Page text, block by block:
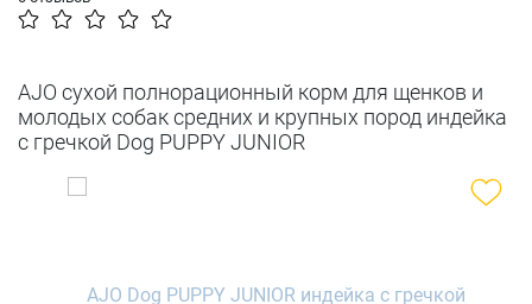
AJO сухой полнорационный корм для щенков и
молодых собак средних и крупных пород индейка
с гречкой Dog PUPPY JUNIOR